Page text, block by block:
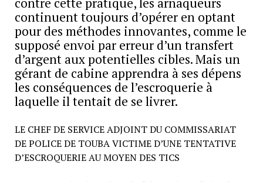
continuent toujours d’opérer en optant
pour des méthodes innovantes, comme le
supposé envoi par erreur d’un transfert
d’argent aux potentielles cibles. Mais un
gérant de cabine apprendra à ses dépens
les conséquences de l’escroquerie à
laquelle il tentait de se livrer.
LE CHEF DE SERVICE ADJOINT DU COMMISSARIAT
DE POLICE DE TOUBA VICTIME D’UNE TENTATIVE
D’ESCROQUERIE AU MOYEN DES TICS